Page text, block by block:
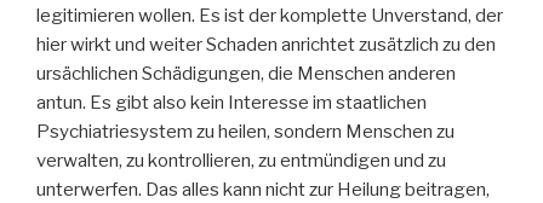
legitimieren wollen. Es ist der komplette Unverstand, der
hier wirkt und weiter Schaden anrichtet zusätzlich zu den
ursächlichen Schädigungen, die Menschen anderen
antun. Es gibt also kein Interesse im staatlichen
Psychiatriesystem zu heilen, sondern Menschen zu
verwalten, zu kontrollieren, zu entmündigen und zu
unterwerfen. Das alles kann nicht zur Heilung beitragen,